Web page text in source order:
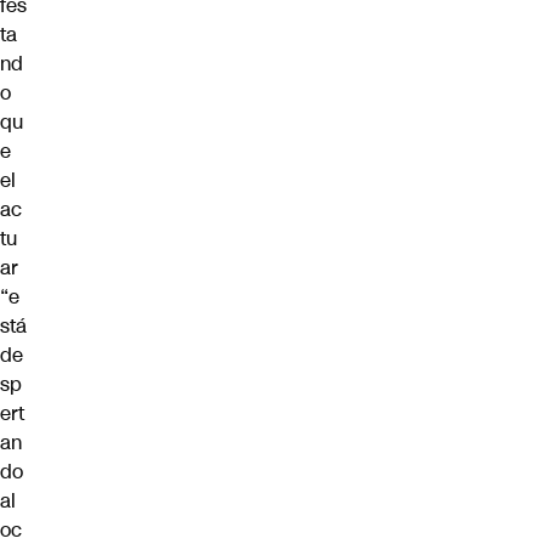
ta
nd
o
qu
e
el
ac
tu
ar
“e
stá
de
sp
ert
an
do
al
oc